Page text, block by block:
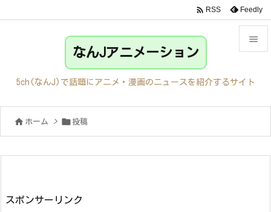

サイド
前へ

 RSS Feedly
なんJアニメーション
5ch(なんJ)で話題にアニメ・漫画のニュースを紹介するサイト
 ホーム >  投稿
スポンサーリンク